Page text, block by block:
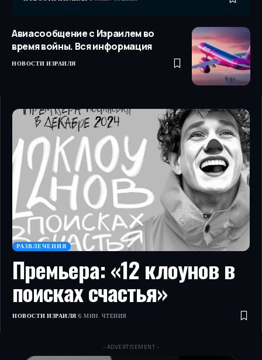
Авиасообщение с Израилем во
время войны. Вся информация
НОВОСТИ ИЗРАИЛЯ
РАЗВЛЕЧЕНИЯ
Премьера: «12 клоунов в
поисках счастья»
НОВОСТИ ИЗРАИЛЯ 6 МИН. ЧТЕНИЯ
- ADVERTISEMENT -